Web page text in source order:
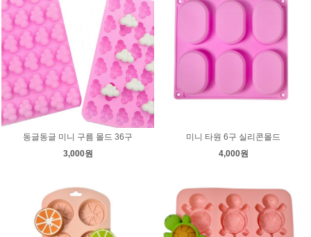
동글동글 미니 구름 몰드 36구
3,000원
미니 타원 6구 실리콘몰드
4,000원